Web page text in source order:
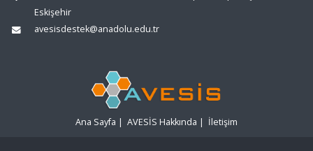
Eskişehir
avesisdestek@anadolu.edu.tr
Ana Sayfa | AVESİS Hakkında | İletişim